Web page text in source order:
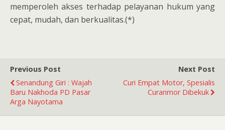
memperoleh akses terhadap pelayanan hukum yang
cepat, mudah, dan berkualitas.(*)
Previous Post
Senandung Giri : Wajah
Baru Nakhoda PD Pasar
Arga Nayotama
Next Post
Curi Empat Motor, Spesialis
Curanmor Dibekuk